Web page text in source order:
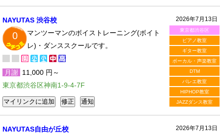
2026年7月13日
東京都渋谷区
ピアノ教室
ギター教室
ボーカル・声楽教室
DTM
バレエ教室
HIPHOP教室
JAZZダンス教室
NAYUTAS 渋谷校
0
マンツーマンのボイストレーニング(ボイト
レ)・ダンススクールです。
月謝 11,000 円～
東京都渋谷区神南1-9-4-7F
2026年7月13日
NAYUTAS自由が丘校